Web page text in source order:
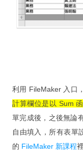
新 FileMaker 訓練營
FileMaker 遠端免費
購買 SSL 加密服務
為弱勢相關團體免費
常見問題
記錄：訓練營送 FMP
利用 FileMaker 入口
計算欄位是以 Sum
單完成後，之後無論
自由填入，所有表單
的 FileMaker 新課程